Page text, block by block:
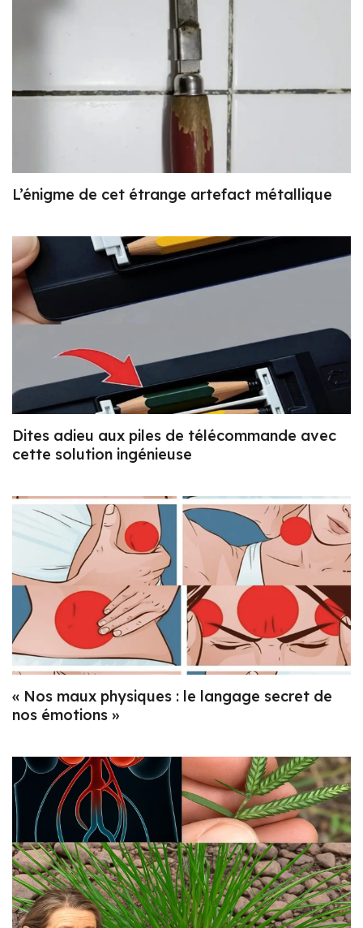
L’énigme de cet étrange artefact métallique
Dites adieu aux piles de télécommande avec
cette solution ingénieuse
« Nos maux physiques : le langage secret de
nos émotions »